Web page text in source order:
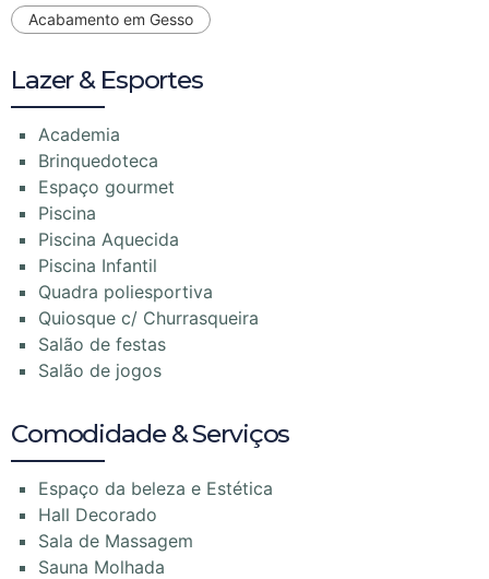
Acabamento em Gesso
Lazer & Esportes
Academia
Brinquedoteca
Espaço gourmet
Piscina
Piscina Aquecida
Piscina Infantil
Quadra poliesportiva
Quiosque c/ Churrasqueira
Salão de festas
Salão de jogos
Comodidade & Serviços
Espaço da beleza e Estética
Hall Decorado
Sala de Massagem
Sauna Molhada